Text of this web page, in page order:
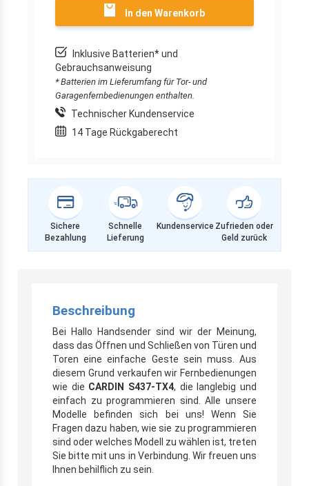
In den Warenkorb
Inklusive Batterien* und
Gebrauchsanweisung
* Batterien im Lieferumfang für Tor- und
Garagenfernbedienungen enthalten.
Technischer Kundenservice
14 Tage Rückgaberecht
Sichere
Bezahlung
Schnelle
Lieferung
Kundenservice Zufrieden oder
Geld zurück
Beschreibung
Bei Hallo Handsender sind wir der Meinung,
dass das Öffnen und Schließen von Türen und
Toren eine einfache Geste sein muss. Aus
diesem Grund verkaufen wir Fernbedienungen
wie die CARDIN S437-TX4, die langlebig und
einfach zu programmieren sind. Alle unsere
Modelle befinden sich bei uns! Wenn Sie
Fragen dazu haben, wie sie zu programmieren
sind oder welches Modell zu wählen ist, treten
Sie bitte mit uns in Verbindung. Wir freuen uns
Ihnen behilflich zu sein.